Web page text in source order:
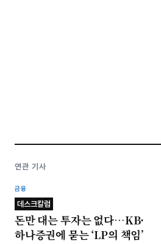
연관 기사
금융
데스크칼럼
돈만 대는 투자는 없다…KB·
하나증권에 묻는 ‘LP의 책임’